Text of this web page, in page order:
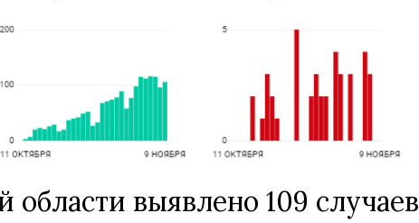
области выявлено 109 случаев